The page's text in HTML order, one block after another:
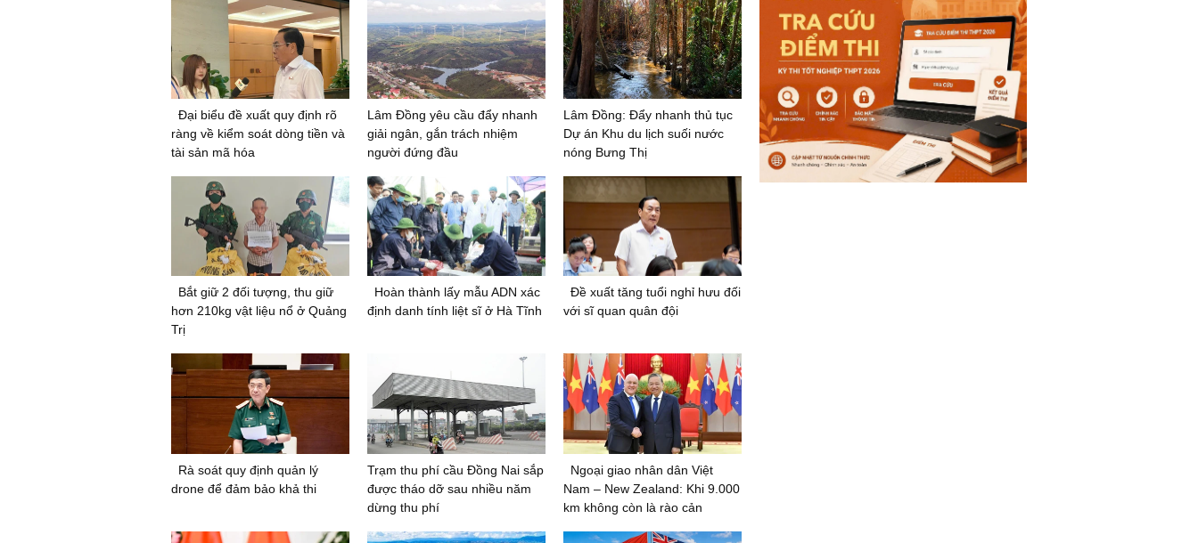
Đại biểu đề xuất quy định rõ
ràng về kiểm soát dòng tiền và
tài sản mã hóa
Lâm Đồng yêu cầu đẩy nhanh
giải ngân, gắn trách nhiệm
người đứng đầu
Lâm Đồng: Đẩy nhanh thủ tục
Dự án Khu du lịch suối nước
nóng Bưng Thị
Bắt giữ 2 đối tượng, thu giữ
hơn 210kg vật liệu nổ ở Quảng
Trị
Hoàn thành lấy mẫu ADN xác
định danh tính liệt sĩ ở Hà Tĩnh
Đề xuất tăng tuổi nghỉ hưu đối
với sĩ quan quân đội
Rà soát quy định quản lý
drone để đảm bảo khả thi
Trạm thu phí cầu Đồng Nai sắp
được tháo dỡ sau nhiều năm
dừng thu phí
Ngoại giao nhân dân Việt
Nam – New Zealand: Khi 9.000
km không còn là rào cản